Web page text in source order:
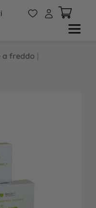
W A
a freddo |